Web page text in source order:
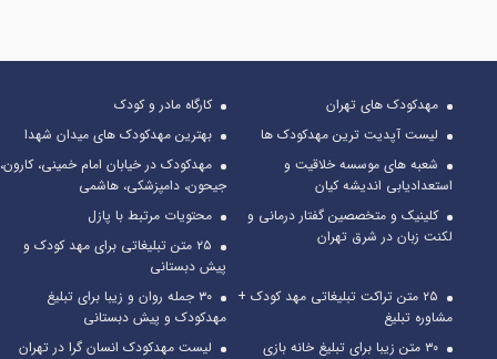
مهدکودک های تهران
کارگاه مادر و کودک
لیست آپدیت ترین مهدکودک ها
بهترین مهدکودک های میدان شهدا
شعبه های موسسه خلاقیت و
استعدادیابی اندیشه کیان
مهدکودک در خیابان امام خمینی، کارون،
جیحون، دامپزشکی، هاشمی
کلینیک و متخصصین گفتار درمانی و
لکنت زبان در شرق تهران
محتویات مرتبط با پازل
۲۵ متن تبلیغاتی برای مهد کودک و
پیش دبستانی
۲۵ متن تراکت تبلیغاتی مهد کودک +
مشاوره تبلیغ
۳۰ جمله روان و زیبا برای تبلیغ
مهدکودک و پیش دبستانی
۳۰ متن زیبا برای تبلیغ خانه بازی
لیست مهدکودک انسان گرا در تهران